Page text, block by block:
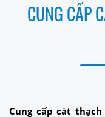
CUNG CẤP
Cung cấp cát